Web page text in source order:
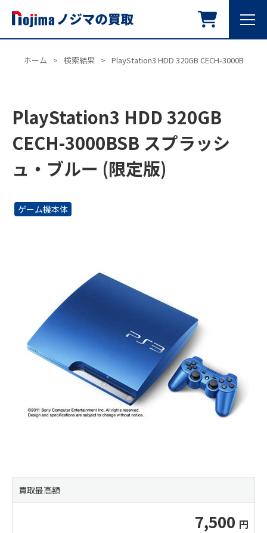
ホーム > 検索結果 > PlayStation3 HDD 320GB CECH-3000BSB
PlayStation3 HDD 320GB
CECH-3000BSB スプラッシ
ュ・ブルー (限定版)
ゲーム機本体
買取最高額
7,500